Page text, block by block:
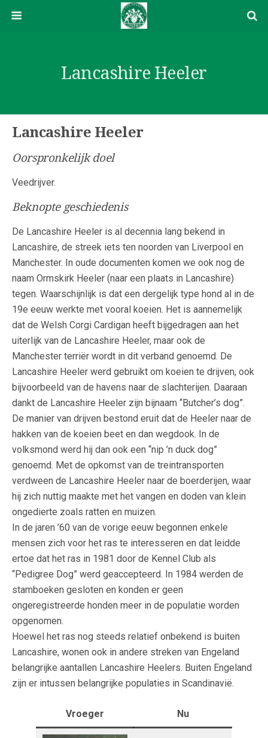
Lancashire Heeler
Lancashire Heeler
Oorspronkelijk doel
Veedrijver.
Beknopte geschiedenis
De Lancashire Heeler is al decennia lang bekend in
Lancashire, de streek iets ten noorden van Liverpool en
Manchester. In oude documenten komen we ook nog de
naam Ormskirk Heeler (naar een plaats in Lancashire)
tegen. Waarschijnlijk is dat een dergelijk type hond al in de
19e eeuw werkte met vooral koeien. Het is aannemelijk
dat de Welsh Corgi Cardigan heeft bijgedragen aan het
uiterlijk van de Lancashire Heeler, maar ook de
Manchester terriër wordt in dit verband genoemd. De
Lancashire Heeler werd gebruikt om koeien te drijven, ook
bijvoorbeeld van de havens naar de slachterijen. Daaraan
dankt de Lancashire Heeler zijn bijnaam “Butcher’s dog”.
De manier van drijven bestond eruit dat de Heeler naar de
hakken van de koeien beet en dan wegdook. In de
volksmond werd hij dan ook een “nip ’n duck dog”
genoemd. Met de opkomst van de treintransporten
verdween de Lancashire Heeler naar de boerderijen, waar
hij zich nuttig maakte met het vangen en doden van klein
ongedierte zoals ratten en muizen.
In de jaren ’60 van de vorige eeuw begonnen enkele
mensen zich voor het ras te interesseren en dat leidde
ertoe dat het ras in 1981 door de Kennel Club als
“Pedigree Dog” werd geaccepteerd. In 1984 werden de
stamboeken gesloten en konden er geen
ongeregistreerde honden meer in de populatie worden
opgenomen.
Hoewel het ras nog steeds relatief onbekend is buiten
Lancashire, wonen ook in andere streken van Engeland
belangrijke aantallen Lancashire Heelers. Buiten Engeland
zijn er intussen belangrijke populaties in Scandinavië.
Vroeger Nu